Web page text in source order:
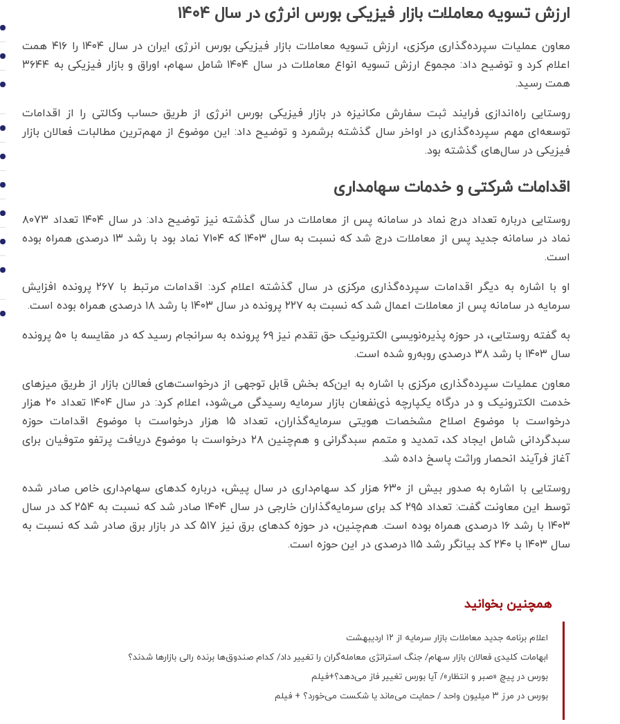
ارزش تسویه معاملات بازار فیزیکی بورس انرژی در سال ۱۴۰۴
معاون عملیات سپرده‌گذاری مرکزی، ارزش تسویه معاملات بازار فیزیکی بورس انرژی ایران در سال ۱۴۰۴ را ۴۱۶ همت
اعلام کرد و توضیح داد: مجموع ارزش تسویه انواع معاملات در سال ۱۴۰۴ شامل سهام، اوراق و بازار فیزیکی به ۳۶۴۴
همت رسید.
روستایی راه‌اندازی فرایند ثبت سفارش مکانیزه در بازار فیزیکی بورس انرژی از طریق حساب وکالتی را از اقدامات
توسعه‌ای مهم سپرده‌گذاری در اواخر سال گذشته برشمرد و توضیح داد: این موضوع از مهم‌ترین مطالبات فعالان بازار
فیزیکی در سال‌های گذشته بود.
اقدامات شرکتی و خدمات سهامداری
روستایی درباره تعداد درج نماد در سامانه پس از معاملات در سال گذشته نیز توضیح داد: در سال ۱۴۰۴ تعداد ۸۰۷۳
نماد در سامانه جدید پس از معاملات درج شد که نسبت به سال ۱۴۰۳ که ۷۱۰۴ نماد بود با رشد ۱۳ درصدی همراه بوده
است.
او با اشاره به دیگر اقدامات سپرده‌گذاری مرکزی در سال گذشته اعلام کرد: اقدامات مرتبط با ۲۶۷ پرونده افزایش
سرمایه در سامانه پس از معاملات اعمال شد که نسبت به ۲۲۷ پرونده در سال ۱۴۰۳ با رشد ۱۸ درصدی همراه بوده است.
به گفته روستایی، در حوزه پذیره‌نویسی الکترونیک حق تقدم نیز ۶۹ پرونده به سرانجام رسید که در مقایسه با ۵۰ پرونده
سال ۱۴۰۳ با رشد ۳۸ درصدی روبه‌رو شده است.
معاون عملیات سپرده‌گذاری مرکزی با اشاره به این‌که بخش قابل توجهی از درخواست‌های فعالان بازار از طریق میزهای
خدمت الکترونیک و در درگاه یکپارچه ذی‌نفعان بازار سرمایه رسیدگی می‌شود، اعلام کرد: در سال ۱۴۰۴ تعداد ۲۰ هزار
درخواست با موضوع اصلاح مشخصات هویتی سرمایه‌گذاران، تعداد ۱۵ هزار درخواست با موضوع اقدامات حوزه
سبدگردانی شامل ایجاد کد، تمدید و متمم سبدگرانی و هم‌چنین ۲۸ درخواست با موضوع دریافت پرتفو متوفیان برای
آغاز فرآیند انحصار وراثت پاسخ داده شد.
روستایی با اشاره به صدور بیش از ۶۳۰ هزار کد سهام‌داری در سال پیش، درباره کدهای سهام‌داری خاص صادر شده
توسط این معاونت گفت: تعداد ۲۹۵ کد برای سرمایه‌گذاران خارجی در سال ۱۴۰۴ صادر شد که نسبت به ۲۵۴ کد در سال
۱۴۰۳ با رشد ۱۶ درصدی همراه بوده است. هم‌چنین، در حوزه کدهای برق نیز ۵۱۷ کد در بازار برق صادر شد که نسبت به
سال ۱۴۰۳ با ۲۴۰ کد بیانگر رشد ۱۱۵ درصدی در این حوزه است.
همچنین بخوانید
اعلام برنامه جدید معاملات بازار سرمایه از ۱۲ اردیبهشت
ابهامات کلیدی فعالان بازار سهام/ جنگ استراتژی معامله‌گران را تغییر داد/ کدام صندوق‌ها برنده رالی بازارها شدند؟
بورس در پیچ «صبر و انتظار»/ آیا بورس تغییر فاز می‌دهد؟+فیلم
بورس در مرز ۳ میلیون واحد / حمایت می‌ماند یا شکست می‌خورد؟ + فیلم
1
2
3
4
5
6
7
8
9
10